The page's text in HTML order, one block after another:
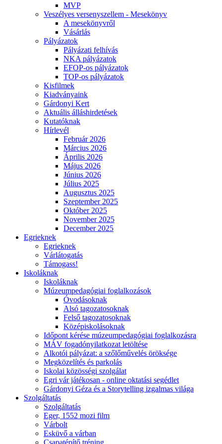
MVP
Veszélyes versenyszellem - Mesekönyv
A mesekönyvről
Vásárlás
Pályázatok
Pályázati felhívás
NKA pályázatok
EFOP-os pályázatok
TOP-os pályázatok
Kisfilmek
Kiadványaink
Gárdonyi Kert
Aktuális álláshirdetések
Kutatóknak
Hírlevél
Február 2026
Március 2026
Április 2026
Május 2026
Június 2026
Július 2025
Augusztus 2025
Szeptember 2025
Október 2025
November 2025
December 2025
Egrieknek
Egrieknek
Várlátogatás
Támogass!
Iskoláknak
Iskoláknak
Múzeumpedagógiai foglalkozások
Óvodásoknak
Alsó tagozatosoknak
Felső tagozatosoknak
Középiskolásoknak
Időpont kérése múzeumpedagógiai foglalkozásra
MÁV fogadónyilatkozat letöltése
Alkotói pályázat: a szőlőművelés öröksége
Megközelítés és parkolás
Iskolai közösségi szolgálat
Egri vár játékosan - online oktatási segédlet
Gárdonyi Géza és a Storytelling izgalmas világa
Szolgáltatás
Szolgáltatás
Eger, 1552 mozi film
Várbolt
Esküvő a várban
Csapatépítő tréning